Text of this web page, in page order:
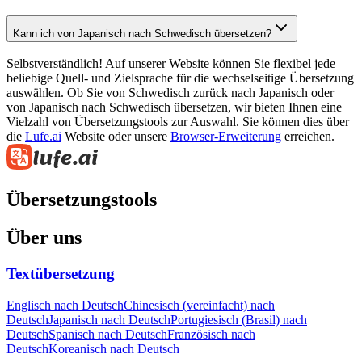
Kann ich von Japanisch nach Schwedisch übersetzen?
Selbstverständlich! Auf unserer Website können Sie flexibel jede
beliebige Quell- und Zielsprache für die wechselseitige Übersetzung
auswählen. Ob Sie von Schwedisch zurück nach Japanisch oder
von Japanisch nach Schwedisch übersetzen, wir bieten Ihnen eine
Vielzahl von Übersetzungstools zur Auswahl. Sie können dies über
die Lufe.ai Website oder unsere Browser-Erweiterung erreichen.
Übersetzungstools
Über uns
Textübersetzung
Englisch nach DeutschChinesisch (vereinfacht) nach
DeutschJapanisch nach DeutschPortugiesisch (Brasil) nach
DeutschSpanisch nach DeutschFranzösisch nach
DeutschKoreanisch nach Deutsch